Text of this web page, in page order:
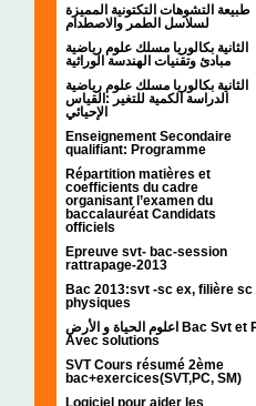
طبيعة التشوهات التكتونية المميزة
لسلاسل الطمر والاصطدام
الثانية بكالوريا مسلك علوم رياضية
مبادئ وتقنيات الهندسة الوراثية
الثانية بكالوريا مسلك علوم رياضية
الدراسة الكمية للتغير :القياس
الإحيائي
Enseignement Secondaire
qualifiant: Programme
Répartition matières et
coefficients du cadre
organisant l’examen du
baccalauréat Candidats
officiels
Epreuve svt- bac-session
rattrapage-2013
Bac 2013:svt -sc ex, filière sc
physiques
اعلوم الحياة و الأرض Bac Svt et Pc
Avec solutions
SVT Cours résumé 2ème
bac+exercices(SVT,PC, SM)
Logiciel pour aider les